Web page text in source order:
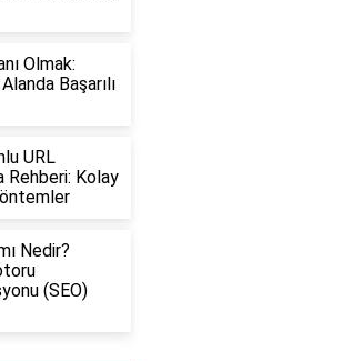
Olmak:
Başarılı
URL
Rehberi: Kolay
Nedir?
(SEO)